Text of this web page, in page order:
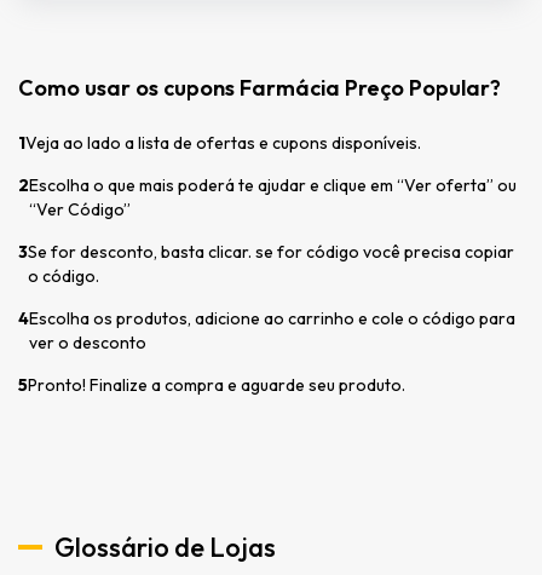
Como usar os cupons Farmácia Preço Popular?
1Veja ao lado a lista de ofertas e cupons disponíveis.
2Escolha o que mais poderá te ajudar e clique em “Ver oferta” ou
“Ver Código”
3Se for desconto, basta clicar. se for código você precisa copiar
o código.
4Escolha os produtos, adicione ao carrinho e cole o código para
ver o desconto
5Pronto! Finalize a compra e aguarde seu produto.
Glossário de Lojas